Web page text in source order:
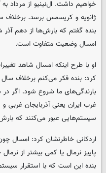
خواهیم داشت. ال‌نینیو از مرداد
ژانویه و کریسمس برسد. برخلاف
بنده گفتم که بارش‌ها از دهم
امسال وضعیت متفاوت است.
او با طرح اینکه امسال شاهد
کرد: بنده فکر می‌کنم برخلاف سال
بارندگی‌های ما شروع شود. اگر در
غرب ایران یعنی آذربایجان غربی
سیستم‌هایی عبور می‌کنند که
اردکانی خاطرنشان کرد: امسال
پاییز نرمال یا کمی بیشتر از
بنده این است که با استقرار